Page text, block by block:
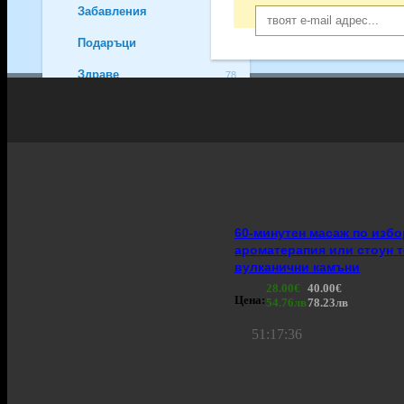
60-минутен масаж по
ароматерапия или стоун
вулканични камъни
Цена:
28.00€
54.76лв
40.00€
78.23лв
51 :17:36
Забавления
Подаръци
78
Здраве
105
29
112